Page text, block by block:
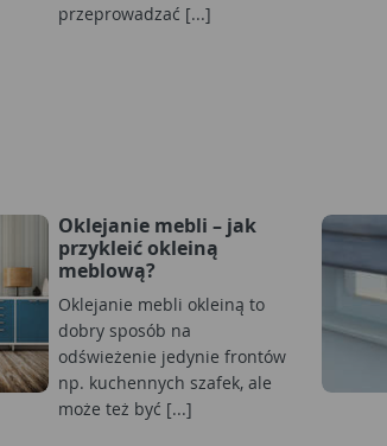
przeprowadzać [...]
Oklejanie mebli – jak
przykleić okleiną
meblową?
Oklejanie mebli okleiną to
dobry sposób na
odświeżenie jedynie frontów
np. kuchennych szafek, ale
może też być [...]